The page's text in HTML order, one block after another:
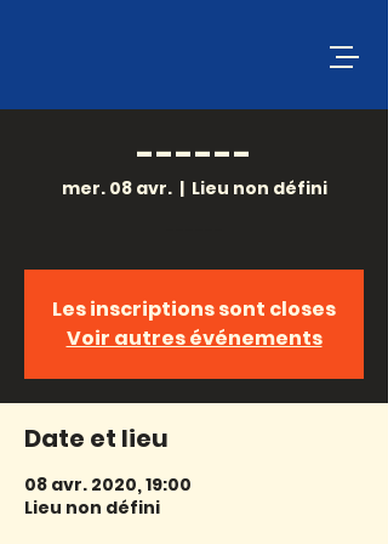
------
mer. 08 avr.
  |
Lieu non défini
Les inscriptions sont closes
Voir autres événements
Date et lieu
08 avr. 2020, 19:00
Lieu non défini